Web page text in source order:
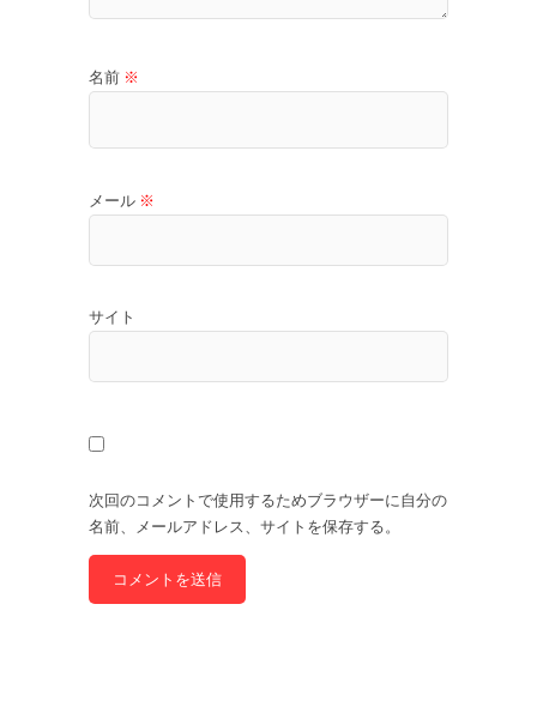
名前 ※
メール ※
サイト
次回のコメントで使用するためブラウザーに自分の
名前、メールアドレス、サイトを保存する。